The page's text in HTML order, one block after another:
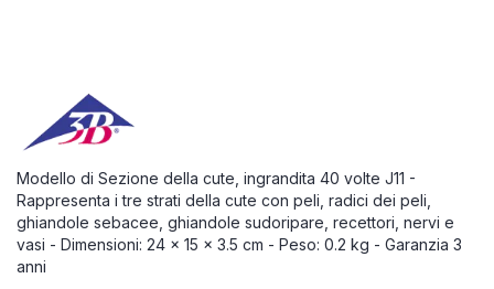
Modello di Sezione della cute, ingrandita 40 volte J11 -
Rappresenta i tre strati della cute con peli, radici dei peli,
ghiandole sebacee, ghiandole sudoripare, recettori, nervi e
vasi - Dimensioni: 24 x 15 x 3.5 cm - Peso: 0.2 kg - Garanzia 3
anni